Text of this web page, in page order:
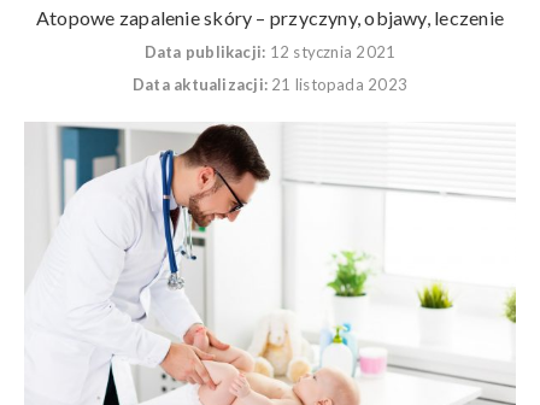
Atopowe zapalenie skóry – przyczyny, objawy, leczenie
Data publikacji: 12 stycznia 2021
Data aktualizacji: 21 listopada 2023